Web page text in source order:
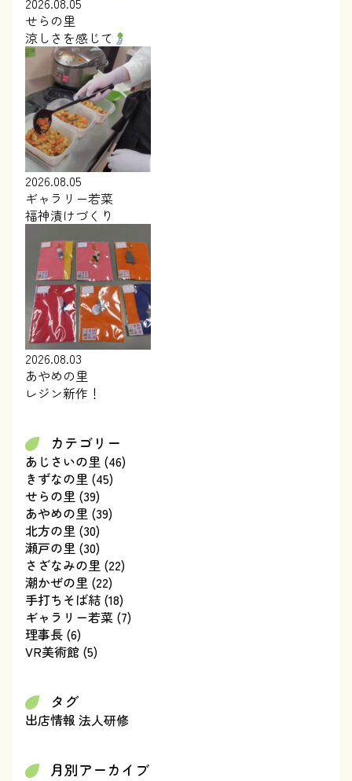
せらの里
涼しさを感じて
2026.08.05
ギャラリー若菜
福神漬けづくり
2026.08.03
あやめの里
レジン新作！
カテゴリー
あじさいの里 (46)
きずなの里 (45)
せらの里 (39)
あやめの里 (39)
北方の里 (30)
瀬戸の里 (30)
さざなみの里 (22)
潮かぜの里 (22)
手打ちそば結 (18)
ギャラリー若菜 (7)
理事長 (6)
VR美術館 (5)
タグ
出店情報 法人研修
月別アーカイブ